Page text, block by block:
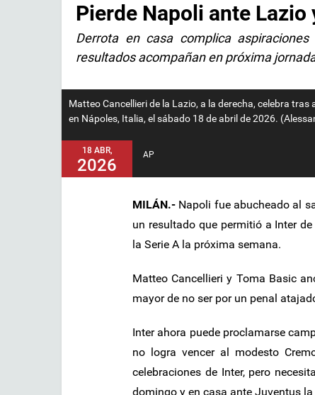
Pierde Napoli ante
Derrota en casa complica
resultados acompañan en próxima
Matteo Cancellieri de la Lazio, a la derecha, celebra
en Nápoles, Italia, el sábado 18 de abril de 2026.
18 ABR,
2026
AP
MILÁN.- Napoli fue abucheado al
un resultado que permitió a Inter
la Serie A la próxima semana.
Matteo Cancellieri y Toma Basic
mayor de no ser por un penal
Inter ahora puede proclamarse
no logra vencer al modesto
celebraciones de Inter, pero
domingo y en casa ante Juventus